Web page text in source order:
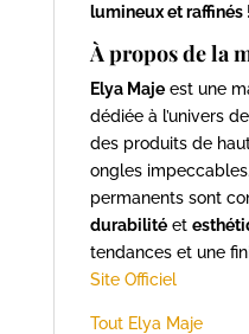
lumineux et raffinés
À propos de la
Elya Majeest une
dédiée à l’univers
des produits de
ongles
permanents sont
durabilitéet
tendances et une
Site Officiel
Tout Elya Maje